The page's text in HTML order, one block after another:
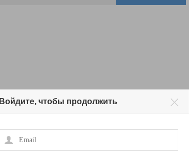
Войдите, чтобы продолжить
Email